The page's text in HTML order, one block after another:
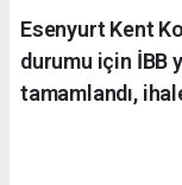
Esenyurt Kent
durumu için İBB
tamamlandı,